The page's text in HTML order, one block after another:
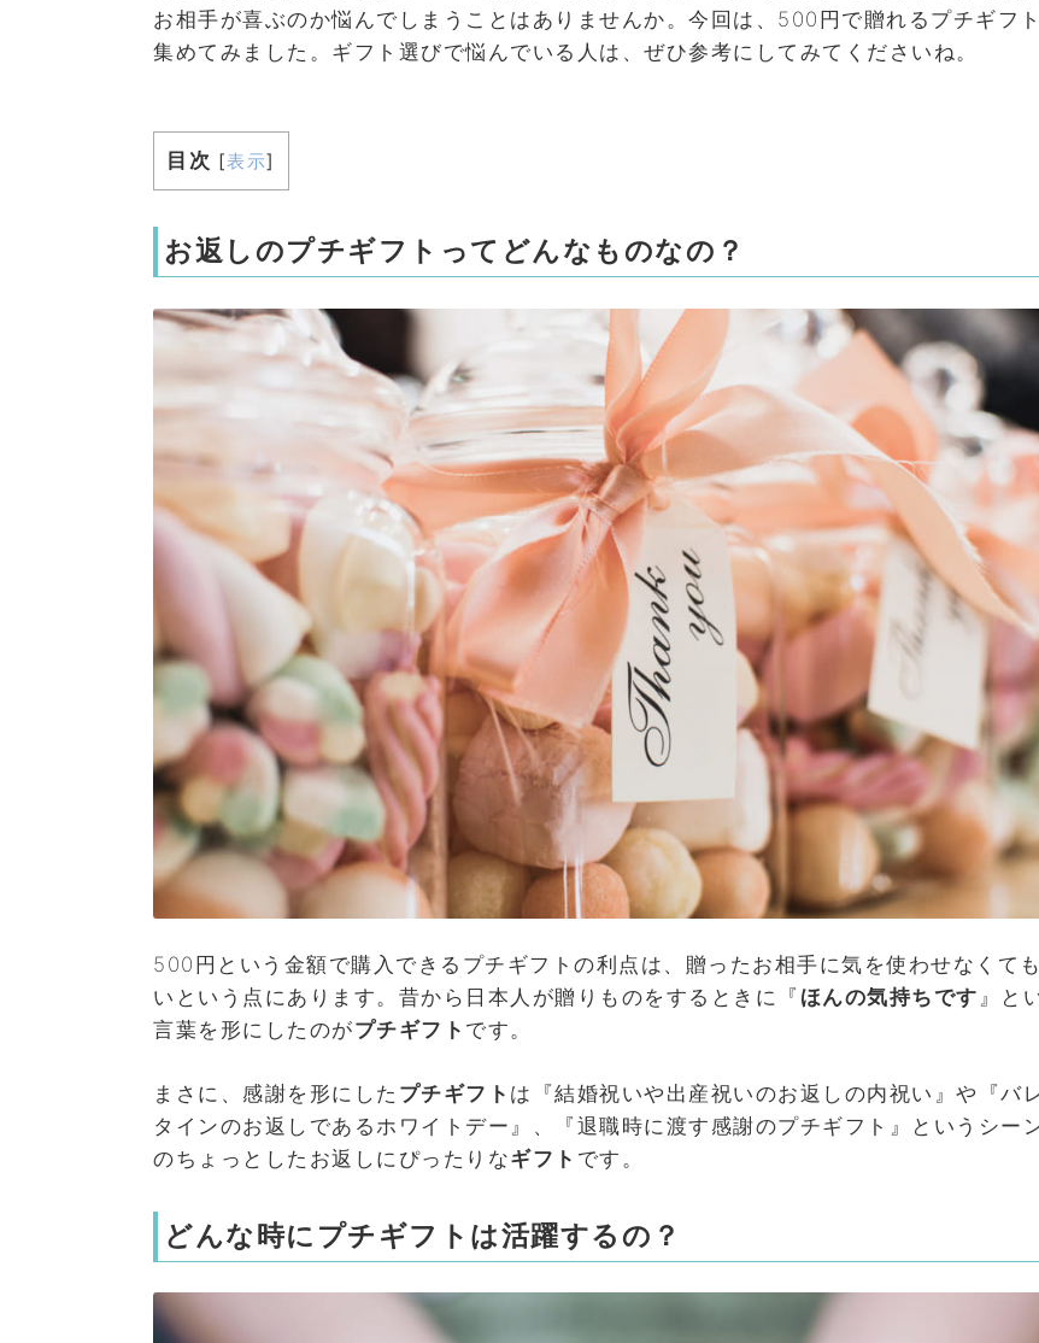
お相手が喜ぶのか悩んでしまうことはありませんか。今回は、500円で贈れるプチギフ
集めてみました。ギフト選びで悩んでいる人は、ぜひ参考にしてみてくださいね。
目次 [表示]
お返しのプチギフトってどんなものなの？
500円という金額で購入できるプチギフトの利点は、贈ったお相手に気を使わせなくて
いという点にあります。昔から日本人が贈りものをするときに『 ほんの気持ちです 』と
言葉を形にしたのがプチギフト です。
まさに、感謝を形にした プチギフト は『結婚祝いや出産祝いのお返しの内祝い』や『バ
タインのお返しであるホワイトデー』、『退職時に渡す感謝のプチギフト』というシー
のちょっとしたお返しにぴったりなギフト です。
どんな時にプチギフトは活躍するの？